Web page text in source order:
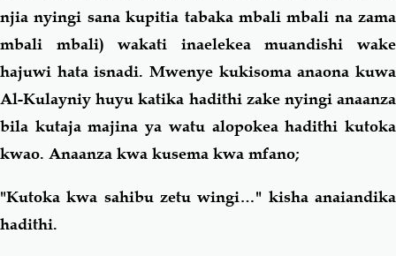
njia nyingi sana kupitia tabaka mbali mbali na zama
mbali mbali) wakati inaelekea muandishi wake
hajuwi hata isnadi. Mwenye kukisoma anaona kuwa
Al-Kulayniy huyu katika hadithi zake nyingi anaanza
bila kutaja majina ya watu alopokea hadithi kutoka
kwao. Anaanza kwa kusema kwa mfano;
"Kutoka kwa sahibu zetu wingi…" kisha anaiandika
hadithi.